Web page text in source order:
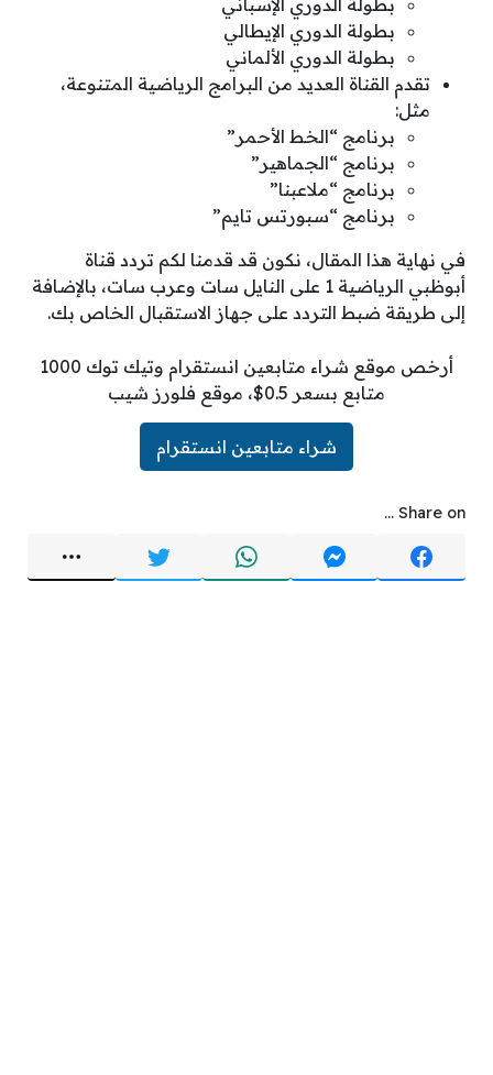
بطولة الدوري الإسباني
بطولة الدوري الإيطالي
بطولة الدوري الألماني
تقدم القناة العديد من البرامج الرياضية المتنوعة،
مثل:
برنامج “الخط الأحمر”
برنامج “الجماهير”
برنامج “ملاعبنا”
برنامج “سبورتس تايم”
في نهاية هذا المقال، نكون قد قدمنا لكم تردد قناة
أبوظبي الرياضية 1 على النايل سات وعرب سات، بالإضافة
إلى طريقة ضبط التردد على جهاز الاستقبال الخاص بك.
أرخص موقع شراء متابعين انستقرام وتيك توك 1000
متابع بسعر 0.5$، موقع فلورز شيب
شراء متابعين انستقرام
Share on ...